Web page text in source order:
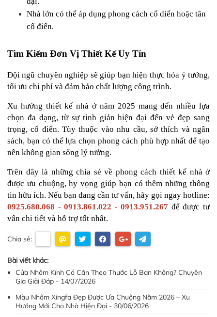
Nhà lớn có thể áp dụng phong cách cổ điển hoặc tân
cổ điển.
Tìm Kiếm Đơn Vị Thiết Kế Uy Tín
Đội ngũ chuyên nghiệp sẽ giúp bạn hiện thực hóa ý tưởng,
tối ưu chi phí và đảm bảo chất lượng công trình.
Xu hướng thiết kế nhà ở năm 2025 mang đến nhiều lựa
chọn đa dạng, từ sự tinh giản hiện đại đến vẻ đẹp sang
trọng, cổ điển. Tùy thuộc vào nhu cầu, sở thích và ngân
sách, bạn có thể lựa chọn phong cách phù hợp nhất để tạo
nên không gian sống lý tưởng.
Trên đây là những chia sẻ về phong cách thiết kế nhà ở
được ưu chuộng, hy vọng giúp bạn có thêm những thông
0925.680.068 - 0913.861.022 - 0913.951.267 để được tư
vấn chi tiết và hỗ trợ tốt nhất.
Chia sẻ:
Bài viết khác:
Cửa Nhôm Kính Có Cần Theo Thước Lỗ Ban Không? Chuyên
Gia Giải Đáp - 14/07/2026
Màu Nhôm Xingfa Đẹp Được Ưa Chuộng Năm 2026 – Xu
Hướng Mới Cho Nhà Hiện Đại - 30/06/2026